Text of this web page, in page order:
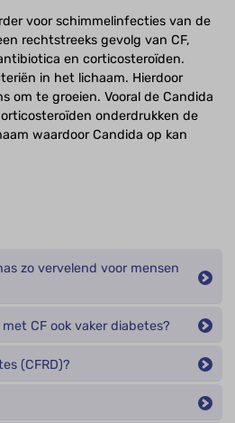
voor schimmelinfecties van de
rechtstreeks gevolg van CF,
en corticosteroïden.
in het lichaam. Hierdoor
om te groeien. Vooral de Candida
onderdrukken de
waardoor Candida op kan
zo vervelend voor mensen
CF ook vaker diabetes?
(CFRD)?